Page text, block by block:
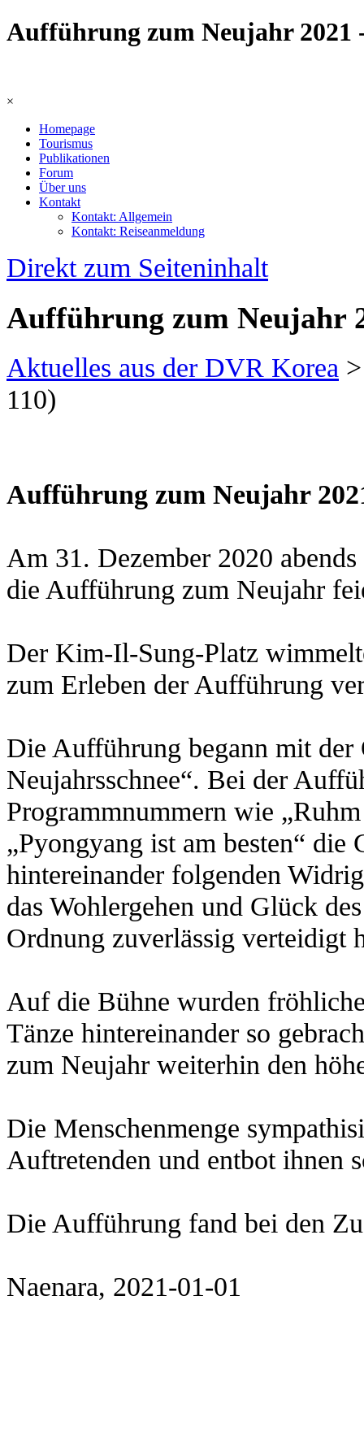
Aufführung zum Neujahr
×
Homepage
Tourismus
Publikationen
Forum
Über uns
Kontakt
Kontakt: Allgemein
Kontakt: Reiseanmeldung
Direkt zum Seiteninhalt
Aufführung zum Neujahr
Aktuelles aus der DVR Korea
110)
Aufführung zum Neujahr
Am 31. Dezember 2020
die Aufführung zum Neujahr
Der Kim-Il-Sung-Platz
zum Erleben der Aufführung
Die Aufführung begann mit der
Neujahrsschnee“. Bei der
Programmnummern wie
„Pyongyang ist am besten“
hintereinander folgenden
das Wohlergehen und Glück
Ordnung zuverlässig verteidigt
Auf die Bühne wurden
Tänze hintereinander so
zum Neujahr weiterhin den
Die Menschenmenge
Auftretenden und entbot ihnen
Die Aufführung fand bei den
Naenara, 2021-01-01